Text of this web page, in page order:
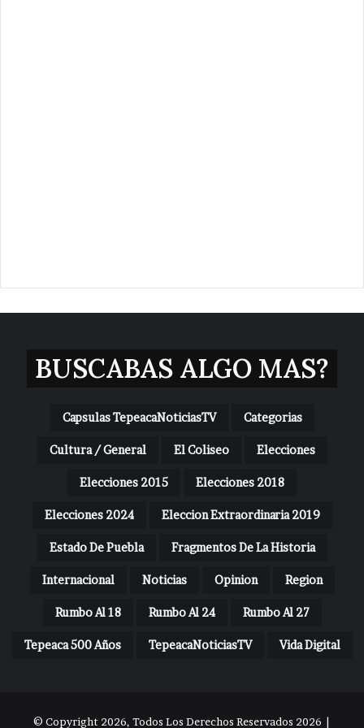
BUSCABAS ALGO MAS?
Capsulas TepeacaNoticiasTV Categorias
Cultura / General El Coliseo Elecciones
Elecciones 2015 Elecciones 2018
Elecciones 2024 Eleccion Extraordinaria 2019
Estado De Puebla Fragmentos De La Historia
Internacional Noticias Opinion Region
Rumbo Al 18 Rumbo Al 24 Rumbo Al 27
Tepeaca 500 Años TepeacaNoticiasTV Vida Digital
© Copyright 2026, Todos Los Derechos Reservados 2026 |